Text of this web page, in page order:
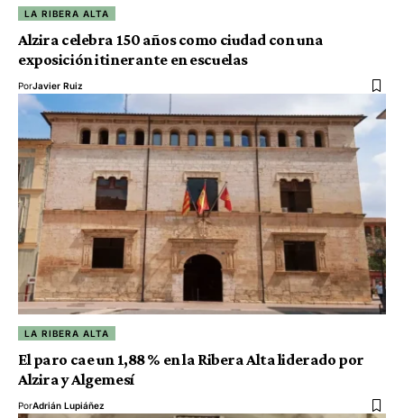
LA RIBERA ALTA
Alzira celebra 150 años como ciudad con una
exposición itinerante en escuelas
PorJavier Ruiz
LA RIBERA ALTA
El paro cae un 1,88 % en la Ribera Alta liderado por
Alzira y Algemesí
PorAdrián Lupiáñez